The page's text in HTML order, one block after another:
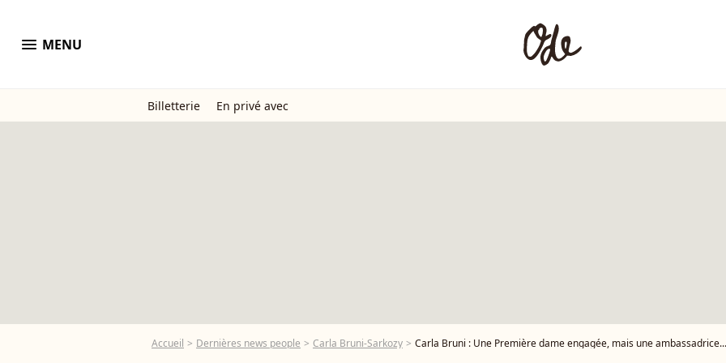
menu MENU
Billetterie En privé avec
Accueil Dernières news people Carla Bruni-Sarkozy Carla Bruni : Une Première dame engagée, mais une